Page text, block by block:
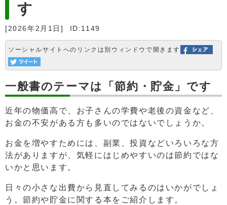
す
[2026年2月1日] ID:1149
ソーシャルサイトへのリンクは別ウィンドウで開きます
一般書のテーマは「節約・貯金」です
近年の物価高で、お子さんの学費や老後の資金など、
お金の不安がある方も多いのではないでしょうか。
お金を増やすためには、副業、投資などいろいろな方
法がありますが、気軽にはじめやすいのは節約ではな
いかと思います。
日々の小さな出費から見直してみるのはいかがでしょ
う。節約や貯金に関する本をご紹介します。